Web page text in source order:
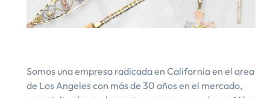
Somos una empresa radicada en California en el area
de Los Angeles con más de 30 años en el mercado,